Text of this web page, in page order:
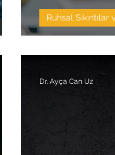
Ruhsal Sıkıntılar
Dr. Ayça Can Uz